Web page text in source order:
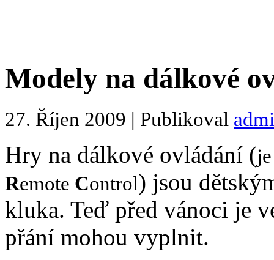
Modely na dálkové
27. Říjen 2009 | Publikoval
Hry na dálkové ovládání (
Remote Control) jsou
kluka. Teď před vánoci je
přání mohou vyplnit.